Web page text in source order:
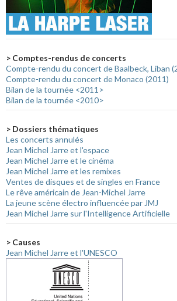
> Comptes-rendus de concerts
Compte-rendu du concert de Baalbeck, Liban
Compte-rendu du concert de Monaco (2011)
Bilan de la tournée <2011>
Bilan de la tournée <2010>
> Dossiers thématiques
Les concerts annulés
Jean Michel Jarre et l'espace
Jean Michel Jarre et le cinéma
Jean Michel Jarre et les remixes
Ventes de disques et de singles en France
Le rêve américain de Jean-Michel Jarre
La jeune scène électro influencée par JMJ
Jean Michel Jarre sur l'Intelligence Artificielle
> Causes
Jean Michel Jarre et l'UNESCO